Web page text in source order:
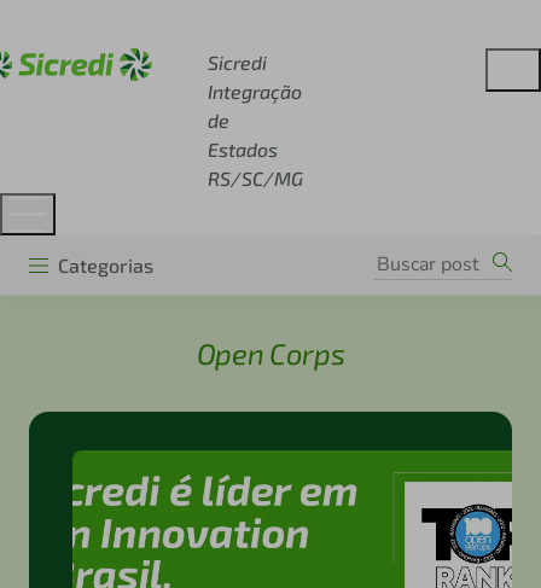
Sicredi
Integração
de
Estados
RS/SC/MG
Categorias
Open Corps